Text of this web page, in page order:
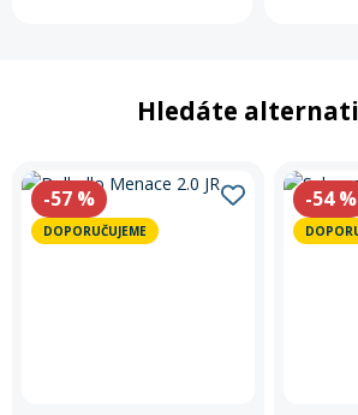
Hledáte
-57 %
DOPORUČUJEME
-54%